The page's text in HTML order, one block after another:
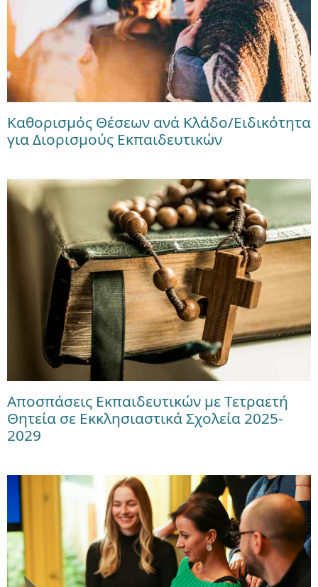
Καθορισμός Θέσεων ανά Κλάδο/Ειδικότητα
για Διορισμούς Εκπαιδευτικών
Αποσπάσεις Εκπαιδευτικών με Τετραετή
Θητεία σε Εκκλησιαστικά Σχολεία 2025-
2029